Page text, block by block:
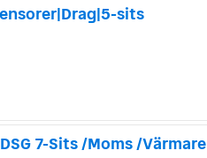
sits
7-Sits /Moms /Värmare